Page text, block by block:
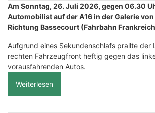
Am Sonntag, 26. Juli 2026, gegen 06.30
Automobilist auf der A16 in der Galerie
Richtung Bassecourt (Fahrbahn
Aufgrund eines Sekundenschlafs prallte der
rechten Fahrzeugfront heftig gegen das
vorausfahrenden Autos.
Weiterlesen